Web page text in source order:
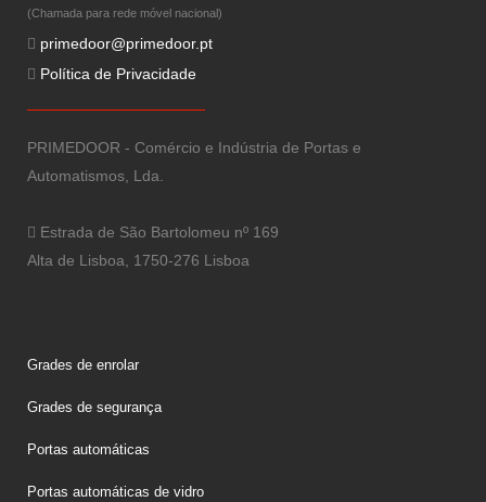
(Chamada para rede móvel nacional)
primedoor@primedoor.pt
Política de Privacidade
PRIMEDOOR - Comércio e Indústria de Portas e
Automatismos, Lda.
Estrada de São Bartolomeu nº 169
Alta de Lisboa, 1750-276 Lisboa
Grades de enrolar
Grades de segurança
Portas automáticas
Portas automáticas de vidro